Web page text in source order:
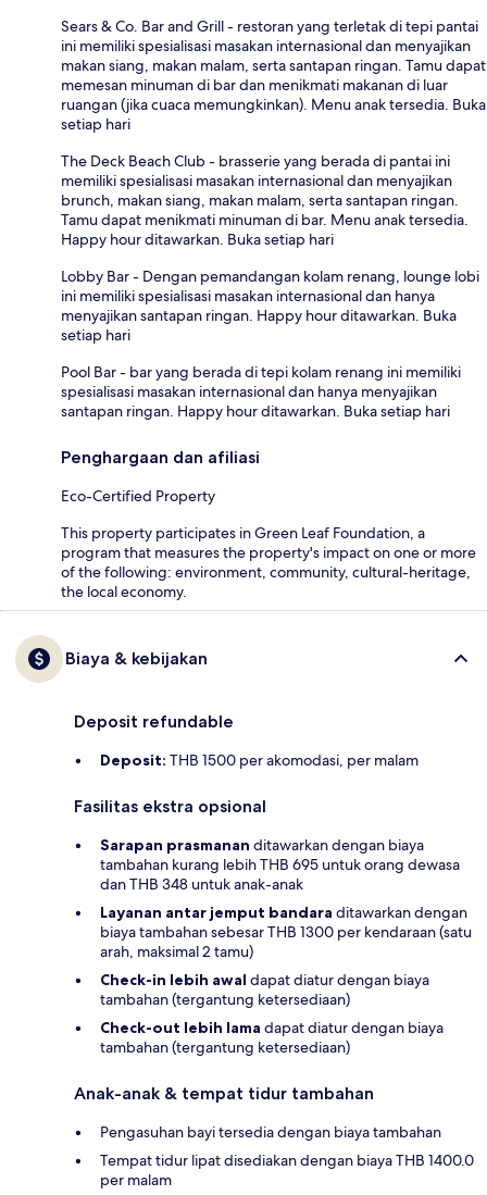
Sears & Co. Bar and Grill - restoran yang terletak di tepi pantai
ini memiliki spesialisasi masakan internasional dan menyajikan
makan siang, makan malam, serta santapan ringan. Tamu dapat
memesan minuman di bar dan menikmati makanan di luar
ruangan (jika cuaca memungkinkan). Menu anak tersedia. Buka
setiap hari
The Deck Beach Club - brasserie yang berada di pantai ini
memiliki spesialisasi masakan internasional dan menyajikan
brunch, makan siang, makan malam, serta santapan ringan.
Tamu dapat menikmati minuman di bar. Menu anak tersedia.
Happy hour ditawarkan. Buka setiap hari
Lobby Bar - Dengan pemandangan kolam renang, lounge lobi
ini memiliki spesialisasi masakan internasional dan hanya
menyajikan santapan ringan. Happy hour ditawarkan. Buka
setiap hari
Pool Bar - bar yang berada di tepi kolam renang ini memiliki
spesialisasi masakan internasional dan hanya menyajikan
santapan ringan. Happy hour ditawarkan. Buka setiap hari
Penghargaan dan afiliasi
Eco-Certified Property
This property participates in Green Leaf Foundation, a
program that measures the property's impact on one or more
of the following: environment, community, cultural-heritage,
the local economy.
Biaya & kebijakan
Deposit refundable
Deposit: THB 1500 per akomodasi, per malam
Fasilitas ekstra opsional
Sarapan prasmanan ditawarkan dengan biaya
tambahan kurang lebih THB 695 untuk orang dewasa
dan THB 348 untuk anak-anak
Layanan antar jemput bandara ditawarkan dengan
biaya tambahan sebesar THB 1300 per kendaraan (satu
arah, maksimal 2 tamu)
Check-in lebih awal dapat diatur dengan biaya
tambahan (tergantung ketersediaan)
Check-out lebih lama dapat diatur dengan biaya
tambahan (tergantung ketersediaan)
Anak-anak & tempat tidur tambahan
Pengasuhan bayi tersedia dengan biaya tambahan
Tempat tidur lipat disediakan dengan biaya THB 1400.0
per malam